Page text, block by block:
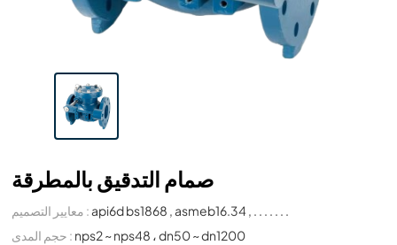
صمام التدقيق بالمطرقة
معايير التصميم :api6d bs1868 , asmeb16.34 , . . . . . . .
حجم المدى : nps2 ~ nps48 ، dn50 ~ dn1200